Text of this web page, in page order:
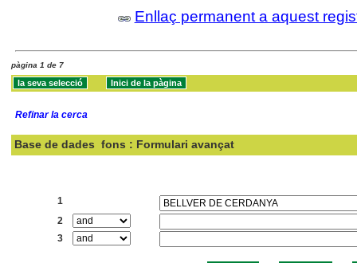
Enllaç permanent a aquest
pàgina 1 de 7
Refinar la cerca
Base de dades fons : Formulari avançat
1
2
3